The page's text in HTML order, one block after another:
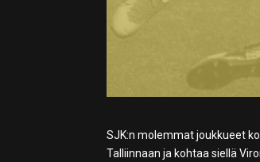
SJK:n molemmat joukkueet
Talliinnaan ja kohtaa siellä